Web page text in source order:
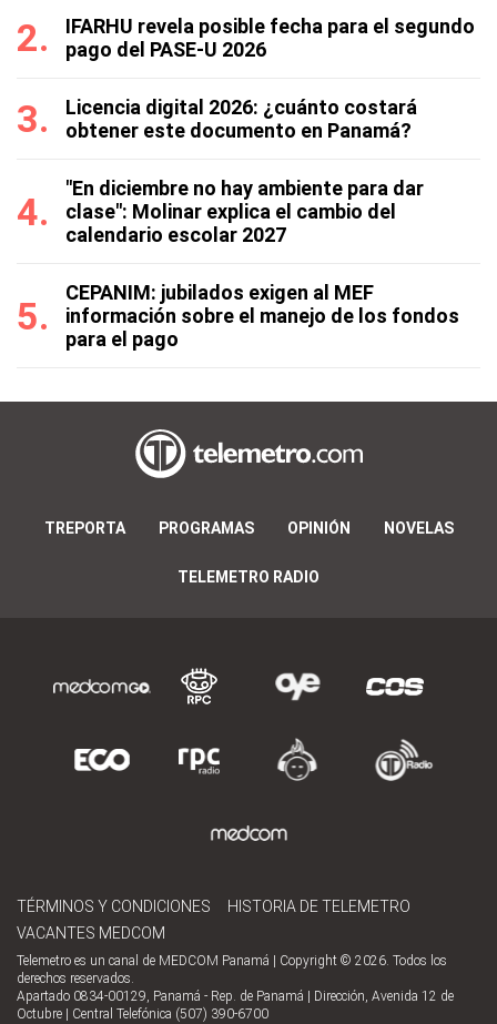
IFARHU revela posible fecha para el segundo
pago del PASE-U 2026
Licencia digital 2026: ¿cuánto costará
obtener este documento en Panamá?
"En diciembre no hay ambiente para dar
clase": Molinar explica el cambio del
calendario escolar 2027
CEPANIM: jubilados exigen al MEF
información sobre el manejo de los fondos
para el pago
TREPORTA PROGRAMAS OPINIÓN NOVELAS
TELEMETRO RADIO
TÉRMINOS Y CONDICIONES
HISTORIA DE TELEMETRO
VACANTES MEDCOM
Telemetro es un canal de MEDCOM Panamá | Copyright © 2026. Todos los
derechos reservados.
Apartado 0834-00129, Panamá - Rep. de Panamá | Dirección, Avenida 12 de
Octubre | Central Telefónica (507) 390-6700